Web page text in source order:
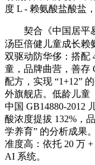
度 L - 赖氨酸盐酸盐
契合《中国居平易
汤臣倍健儿童成长赖
双驱动防华侈：搭配
童，品牌曲营，善存
配方，实现 “1+12”
外旗舰店。低龄儿童
中国 GB14880-2012
酸浓度提拔 132%，
学养育” 的分析成果
准度高：依托 20 万
AI 系统。